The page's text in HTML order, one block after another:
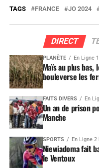
TAGS FRANCE JO 2024
DIRECT
PLANÈTE En Ligne
Maïs au plus
bouleverse les
FAITS DIVERS En
Un an de prison
Manche
SPORTS En Ligne 2
Niewiadoma fait
le Ventoux